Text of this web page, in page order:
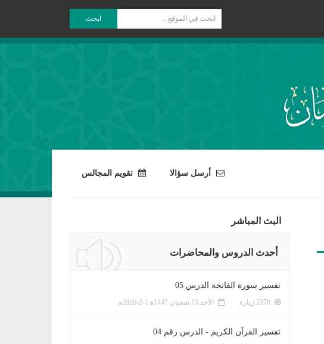
ابحث
أرسل سؤالا تقويم المجالس
البث المباشر
أحدث الدروس والمحاضرات
تفسير سورة الفاتحة الدرس 05
الأحد 13 شعبان 1447ﻫ 1-2-2026م
تفسير القرآن الكريم - الدرس رقم 04